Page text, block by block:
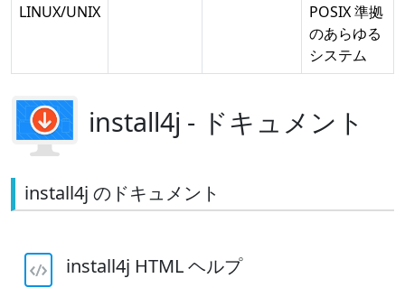
LINUX/UNIX
POSIX 準拠
のあらゆる
システム
install4j - ドキュメント
install4j のドキュメント
install4j HTML ヘルプ